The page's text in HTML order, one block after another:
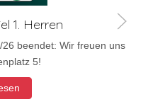
1. Herren
beendet: Wir freuen uns
5!